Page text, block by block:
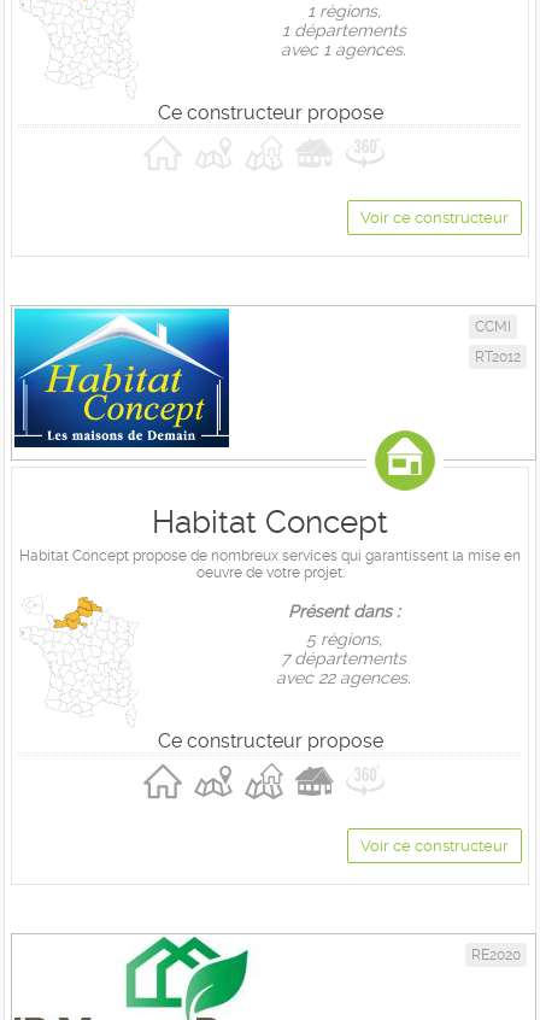
1 règions,
1 départements
avec 1 agences.
Ce constructeur propose
Voir ce constructeur
CCMI
RT2012
Habitat Concept
Habitat Concept propose de nombreux services qui garantissent la mise en
oeuvre de votre projet.
Présent dans :
5 règions,
7 départements
avec 22 agences.
Ce constructeur propose
Voir ce constructeur
RE2020